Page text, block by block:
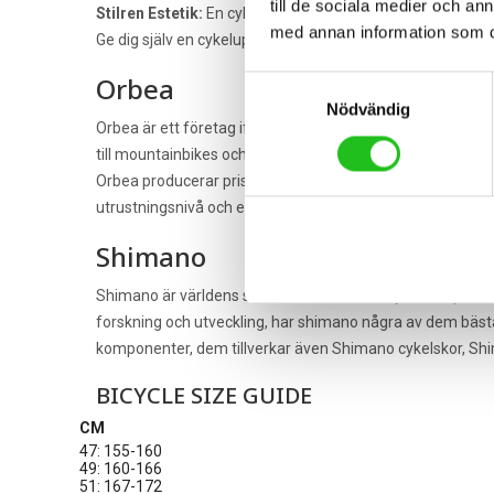
till de sociala medier och
med annan information som
Nödvändig
Stilren Estetik: En cykel som presterar lika bra som den
Ge dig själv en cykelupplevelse som kombinerar
Orbea
Orbea är ett företag ifrån Spanien som startade år
till mountainbikes och racer cyklar i toppklass.
Orbea producerar prisvärda cyklar i nästan alla
utrustningsnivå och ergonomi. Orbea är märket för dig
Shimano
Shimano är världens största tillverkare av
forskning och utveckling, har shimano några av dem
komponenter, dem tillverkar även Shimano cykelskor,
BICYCLE SIZE GUIDE
CM
47: 155-160
49: 160-166
51: 167-172